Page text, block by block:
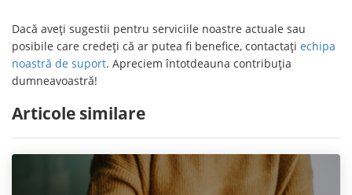
Dacă aveți sugestii pentru serviciile noastre actuale sau
posibile care credeți că ar putea fi benefice, contactați echipa
noastră de suport. Apreciem întotdeauna contribuția
dumneavoastră!
Articole similare